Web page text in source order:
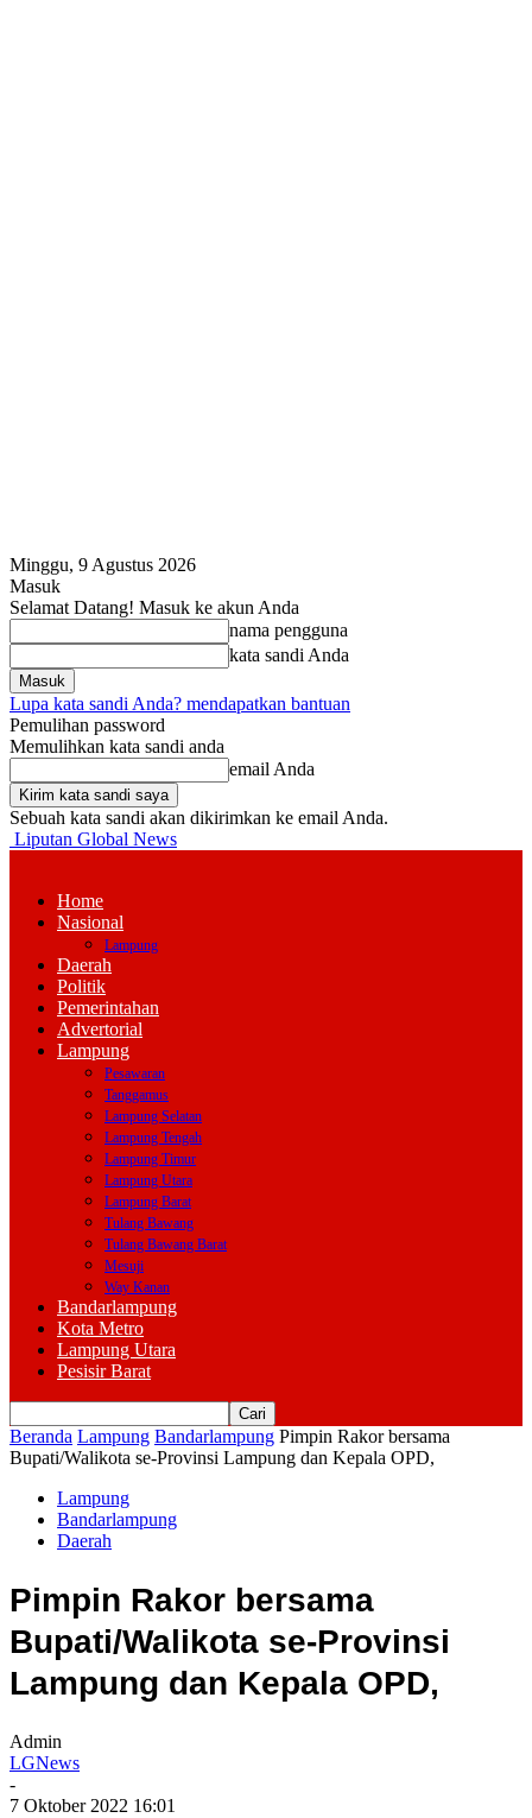
Minggu, 9 Agustus 2026
Masuk
Selamat Datang! Masuk ke akun Anda
nama pengguna
kata sandi Anda
Lupa kata sandi Anda? mendapatkan bantuan
Pemulihan password
Memulihkan kata sandi anda
email Anda
Sebuah kata sandi akan dikirimkan ke email Anda.
Liputan Global News
Home
Nasional
Lampung
Daerah
Politik
Pemerintahan
Advertorial
Lampung
Pesawaran
Tanggamus
Lampung Selatan
Lampung Tengah
Lampung Timur
Lampung Utara
Lampung Barat
Tulang Bawang
Tulang Bawang Barat
Mesuji
Way Kanan
Bandarlampung
Kota Metro
Lampung Utara
Pesisir Barat
Beranda Lampung Bandarlampung Pimpin Rakor bersama
Bupati/Walikota se-Provinsi Lampung dan Kepala OPD,
Lampung
Bandarlampung
Daerah
Pimpin Rakor bersama
Bupati/Walikota se-Provinsi
Lampung dan Kepala OPD,
Admin
LGNews
-
7 Oktober 2022 16:01